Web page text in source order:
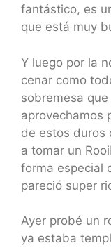
fantástico, es
que está muy
Y luego por la
cenar como
sobremesa
aprovechamos
de estos duros
a tomar un
forma especial
pareció super
Ayer probé un
ya estaba